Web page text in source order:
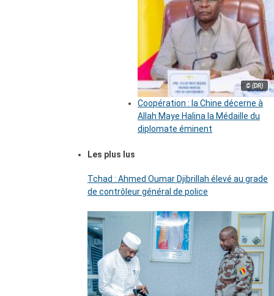
© (DR)
Coopération : la Chine décerne à
Allah Maye Halina la Médaille du
diplomate éminent
Les plus lus
Tchad : Ahmed Oumar Djibrillah élevé au grade
de contrôleur général de police